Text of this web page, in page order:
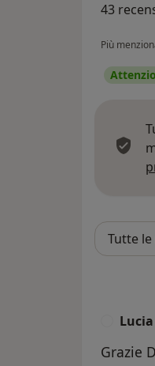
43
Più
Grazie